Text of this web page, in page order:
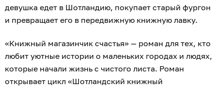
девушка едет в Шотландию, покупает старый фургон
и превращает его в передвижную книжную лавку.
«Книжный магазинчик счастья» — роман для тех, кто
любит уютные истории о маленьких городах и людях,
которые начали жизнь с чистого листа. Роман
открывает цикл «Шотландский книжный